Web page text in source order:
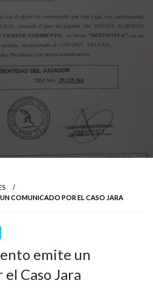
COMUNICADO POR EL CASO JARA
emite un
Caso Jara